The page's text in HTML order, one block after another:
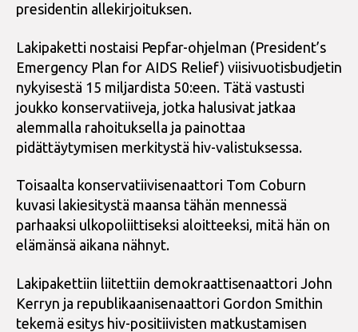
presidentin allekirjoituksen.
Lakipaketti nostaisi Pepfar-ohjelman (President’s
Emergency Plan for AIDS Relief) viisivuotisbudjetin
nykyisestä 15 miljardista 50:een. Tätä vastusti
joukko konservatiiveja, jotka halusivat jatkaa
alemmalla rahoituksella ja painottaa
pidättäytymisen merkitystä hiv-valistuksessa.
Toisaalta konservatiivisenaattori Tom Coburn
kuvasi lakiesitystä maansa tähän mennessä
parhaaksi ulkopoliittiseksi aloitteeksi, mitä hän on
elämänsä aikana nähnyt.
Lakipakettiin liitettiin demokraattisenaattori John
Kerryn ja republikaanisenaattori Gordon Smithin
tekemä esitys hiv-positiivisten matkustamisen